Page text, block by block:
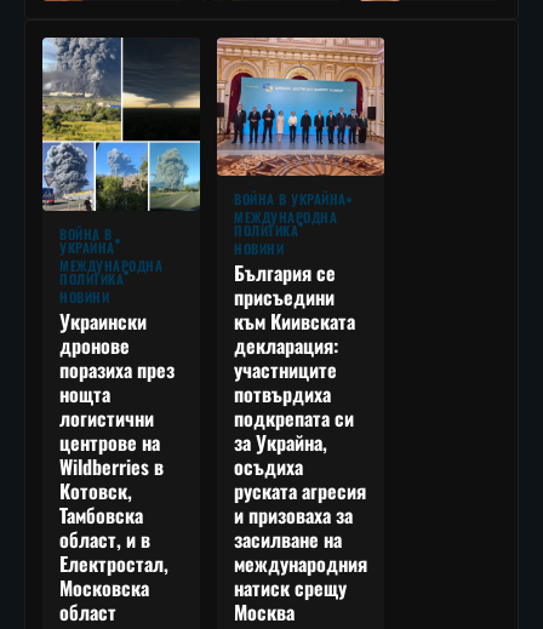
ВОЙНА В
УКРАЙНА
МЕЖДУНАРОДНА
ПОЛИТИКА
НОВИНИ
Украински
дронове
поразиха през
нощта
логистични
центрове на
Wildberries в
Котовск,
Тамбовска
област, и в
Електростал,
Московска
област
ВОЙНА В УКРАЙНА
МЕЖДУНАРОДНА
ПОЛИТИКА
НОВИНИ
България се
присъедини
към Киивската
декларация:
участниците
потвърдиха
подкрепата си
за Украйна,
осъдиха
руската агресия
и призоваха за
засилване на
международния
натиск срещу
Москва